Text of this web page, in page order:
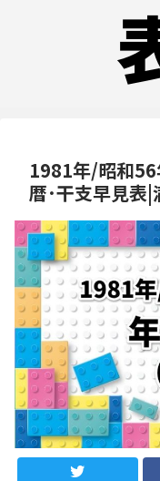
1981年/昭和56
暦･干支早見表|